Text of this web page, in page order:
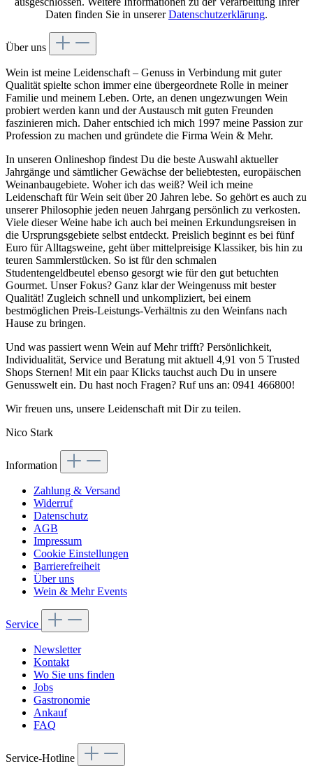
Daten finden Sie in unsererDatenschutzerklärung.
Über uns
Wein ist meine Leidenschaft – Genuss in Verbindung mit guter
Qualität spielte schon immer eine übergeordnete Rolle in meiner
Familie und meinem Leben. Orte, an denen ungezwungen Wein
probiert werden kann und der Austausch mit guten Freunden
faszinieren mich. Daher entschied ich mich 1997 meine Passion zur
Profession zu machen und gründete die Firma Wein & Mehr.
In unseren Onlineshop findest Du die beste Auswahl aktueller
Jahrgänge und sämtlicher Gewächse der beliebtesten, europäischen
Weinanbaugebiete. Woher ich das weiß? Weil ich meine
Leidenschaft für Wein seit über 20 Jahren lebe. So gehört es auch zu
unserer Philosophie jeden neuen Jahrgang persönlich zu verkosten.
Viele dieser Weine habe ich auch bei meinen Erkundungsreisen in
die Ursprungsgebiete selbst entdeckt. Preislich beginnt es bei fünf
Euro für Alltagsweine, geht über mittelpreisige Klassiker, bis hin zu
teuren Sammlerstücken. So ist für den schmalen
Studentengeldbeutel ebenso gesorgt wie für den gut betuchten
Gourmet. Unser Fokus? Ganz klar der Weingenuss mit bester
Qualität! Zugleich schnell und unkompliziert, bei einem
bestmöglichen Preis-Leistungs-Verhältnis zu den Weinfans nach
Hause zu bringen.
Und was passiert wenn Wein auf Mehr trifft? Persönlichkeit,
Individualität, Service und Beratung mit aktuell 4,91 von 5 Trusted
Shops Sternen! Mit ein paar Klicks tauchst auch Du in unsere
Genusswelt ein. Du hast noch Fragen? Ruf uns an: 0941 466800!
Wir freuen uns, unsere Leidenschaft mit Dir zu teilen.
Nico Stark
Information
Zahlung & Versand
Widerruf
Datenschutz
AGB
Impressum
Cookie Einstellungen
Barrierefreiheit
Über uns
Wein & Mehr Events
Service
Newsletter
Kontakt
Wo Sie uns finden
Jobs
Gastronomie
Ankauf
FAQ
Service-Hotline